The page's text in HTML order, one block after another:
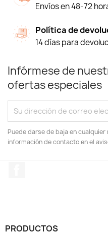
Envíos en 48-72
Política de
14 días para
Infórmese de
ofertas especiales
Puede darse de baja en
información de contacto en el
PRODUCTOS